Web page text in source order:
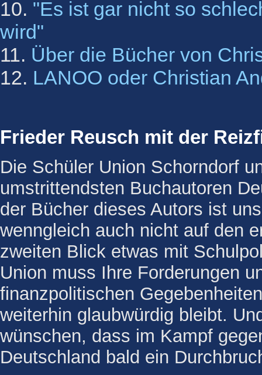
10. "Es ist gar nicht so
wird"
11. Über die Bücher von
12. LANOO oder Christian
Frieder Reusch mit der
Die Schüler Union Schorndorf
umstrittendsten Buchautoren
der Bücher dieses Autors ist
wenngleich auch nicht auf den
zweiten Blick etwas mit
Union muss Ihre Forderungen
finanzpolitischen
weiterhin glaubwürdig bleibt.
wünschen, dass im Kampf
Deutschland bald ein